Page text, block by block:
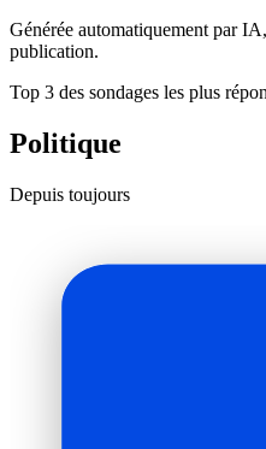
Générée automatiquement par
publication.
Top 3 des sondages les plus
Politique
Depuis toujours